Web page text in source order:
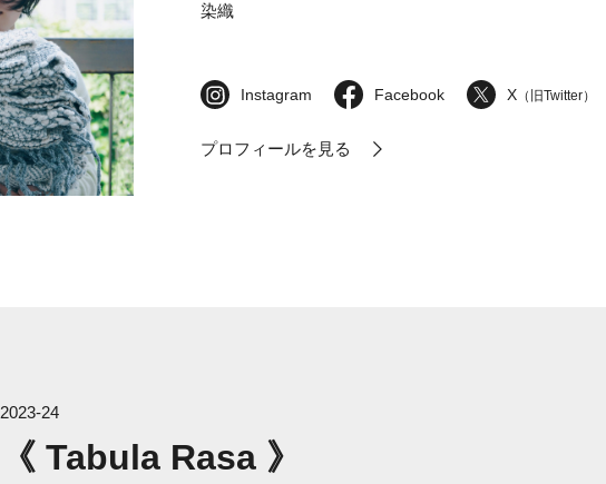
染織
Instagram Facebook X （旧Twitter）
プロフィールを見る
2023-24
《 Tabula Rasa 》